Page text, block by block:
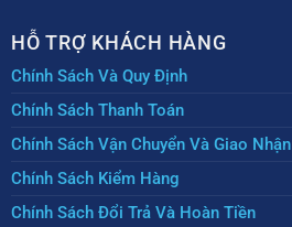
HỖ TRỢ KHÁCH HÀNG
Chính Sách Và Quy Định
Chính Sách Thanh Toán
Chính Sách Vận Chuyển Và Giao Nhận
Chính Sách Kiểm Hàng
Chính Sách Đổi Trả Và Hoàn Tiền